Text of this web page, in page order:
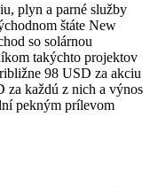
plyn a parné služby
štáte New
so solárnou
takýchto projektov
98 USD za akciu
za každú z nich a výnos
pekným prílevom